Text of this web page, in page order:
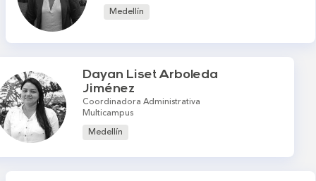
Medellín
Dayan Liset Arboleda
Jiménez
Coordinadora Administrativa
Multicampus
Medellín